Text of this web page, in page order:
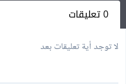
0 تعليقات
لا توجد أية تعليقات بعد